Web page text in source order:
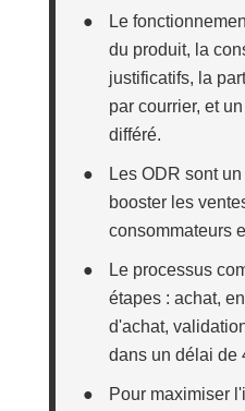
●
Le
du produit, la
justificatifs, la
par courrier, et
différé.
●
Les ODR sont
booster les
consommateurs
●
Le processus
étapes : achat,
d'achat,
dans un délai de
●
Pour maximiser